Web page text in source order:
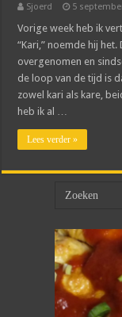
Sjoerd 5
Vorige week heb ik
“Kari,” noemde hij
overgenomen en
de loop van de tijd is
zowel kari als kare,
heb ik al …
Lees verder »